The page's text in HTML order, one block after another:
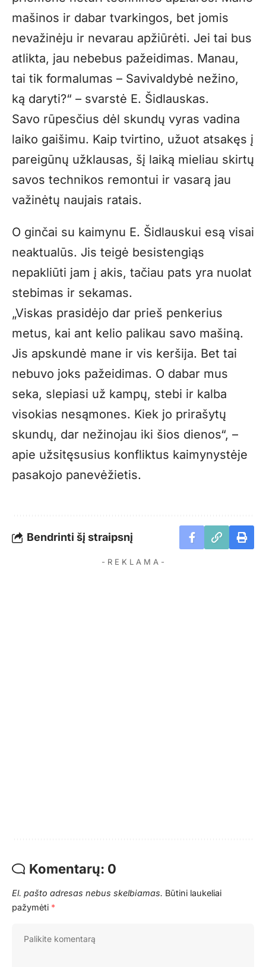
mašinos ir dabar tvarkingos, bet jomis
nevažinėju ir nevarau apžiūrėti. Jei tai bus
atlikta, jau nebebus pažeidimas. Manau,
tai tik formalumas – Savivaldybė nežino,
ką daryti?“ – svarstė E. Šidlauskas.
Savo rūpesčius dėl skundų vyras vadina
laiko gaišimu. Kaip tvirtino, užuot atsakęs į
pareigūnų užklausas, šį laiką mieliau skirtų
savos technikos remontui ir vasarą jau
važinėtų naujais ratais.
O ginčai su kaimynu E. Šidlauskui esą visai
neaktualūs. Jis teigė besistengiąs
nepakliūti jam į akis, tačiau pats yra nuolat
stebimas ir sekamas.
„Viskas prasidėjo dar prieš penkerius
metus, kai ant kelio palikau savo mašiną.
Jis apskundė mane ir vis keršija. Bet tai
nebuvo joks pažeidimas. O dabar mus
seka, slepiasi už kampų, stebi ir kalba
visokias nesąmones. Kiek jo prirašytų
skundų, dar nežinojau iki šios dienos“, –
apie užsitęsusius konfliktus kaimynystėje
pasakojo panevėžietis.
Bendrinti šį straipsnį
- R E K L A M A -
Komentarų: 0
El. pašto adresas nebus skelbiamas. Būtini laukeliai
pažymėti *